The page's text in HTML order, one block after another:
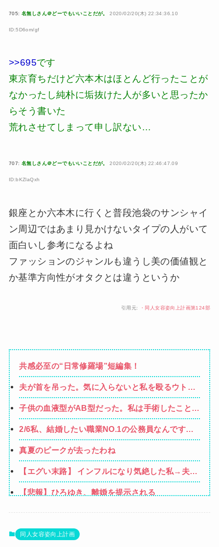
705: 名無しさん＠どーでもいいことだが。 2020/02/20(木) 22:34:36.10
ID:5D6om/gf
>>695です
東京育ちだけど六本木はほとんど行ったことが
なかったし純朴に垢抜けた人が多いと思ったか
らそう書いた
荒れさせてしまって申し訳ない…
707: 名無しさん＠どーでもいいことだが。 2020/02/20(木) 22:46:47.09
ID:bKZlaQxh
銀座とか六本木に行くと普段池袋のサンシャイ
ン周辺ではあまり見かけないタイプの人がいて
面白いし参考になるよね
ファッションのジャンルも違うし美の価値観と
か基準方向性がオタクとは違うというか
引用元: ・同人女容姿向上計画第124部
共感必至の“日常修羅場”短編集！
夫が首を吊った。気に入らないと私を殴るウトと
それを傍観するトメに生活費をくれない夫…地獄
の義実家をでて離婚しようとしたら…夫にはとん
でもない秘密があった
子供の血液型がAB型だった。私は手術したことあ
るからA型で合ってるし…旦那(O型)の血液型を調
べてみよう」→ 結果・・・
2/6私、結婚したい職業NO.1の公務員なんですけ
ど、嫁が子供連れて家出した。全く理由は思いつ
かないけど強いてあげるとすれば母のせいかもし
れない。嫁のせいでアトピー悪化しそう→
真夏のピークが去ったわね
【エグい末路】 インフルになり気絶した私→夫に
顔をはたかれ「病気だからって甘えるな！旦那様
の為に家事をしろ！」夫が無職になった時、私
【悲報】ひろゆき、離婚を提示される
【画像】閉店間際の回転ずし、ネタの量がバグっ
【悲報】粗品、永久追放ｗｗｗｗｗｗｗｗｗｗｗ
同人女容姿向上計画